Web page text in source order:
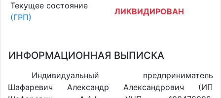
Текущее состояние
(ГРП)
ЛИКВИДИРОВАН
ИНФОРМАЦИОННАЯ ВЫПИСКА
Индивидуальный предприниматель
Шафаревич Александр Александрович (ИП